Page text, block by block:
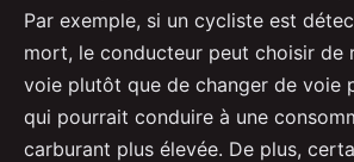
Par exemple, si un cycliste est
mort, le conducteur peut choisir de
voie plutôt que de changer de voie
qui pourrait conduire à une
carburant plus élevée. De plus,